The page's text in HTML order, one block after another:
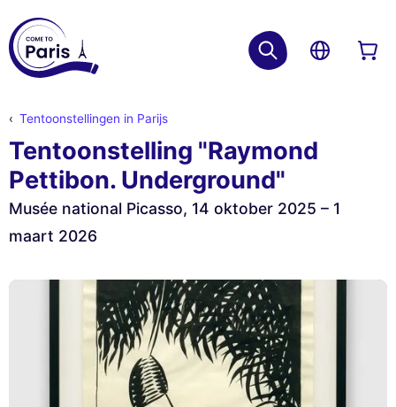
Tentoonstellingen in Parijs
Tentoonstelling "Raymond
Pettibon. Underground"
Musée national Picasso, 14 oktober 2025 – 1
maart 2026